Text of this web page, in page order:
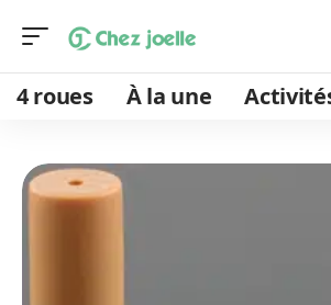
4 roues À la une